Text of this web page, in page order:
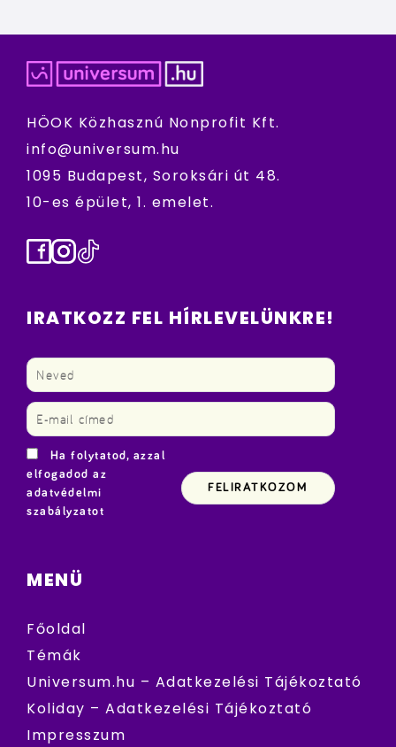
HÖOK Közhasznú Nonprofit Kft.
info@universum.hu
1095 Budapest, Soroksári út 48.
10-es épület, 1. emelet.
Facebook
Instagram
TikTok
IRATKOZZ FEL HÍRLEVELÜNKRE!
Ha folytatod, azzal
elfogadod az
adatvédelmi
szabályzatot
MENÜ
Főoldal
Témák
Universum.hu – Adatkezelési Tájékoztató
Koliday – Adatkezelési Tájékoztató
Impresszum